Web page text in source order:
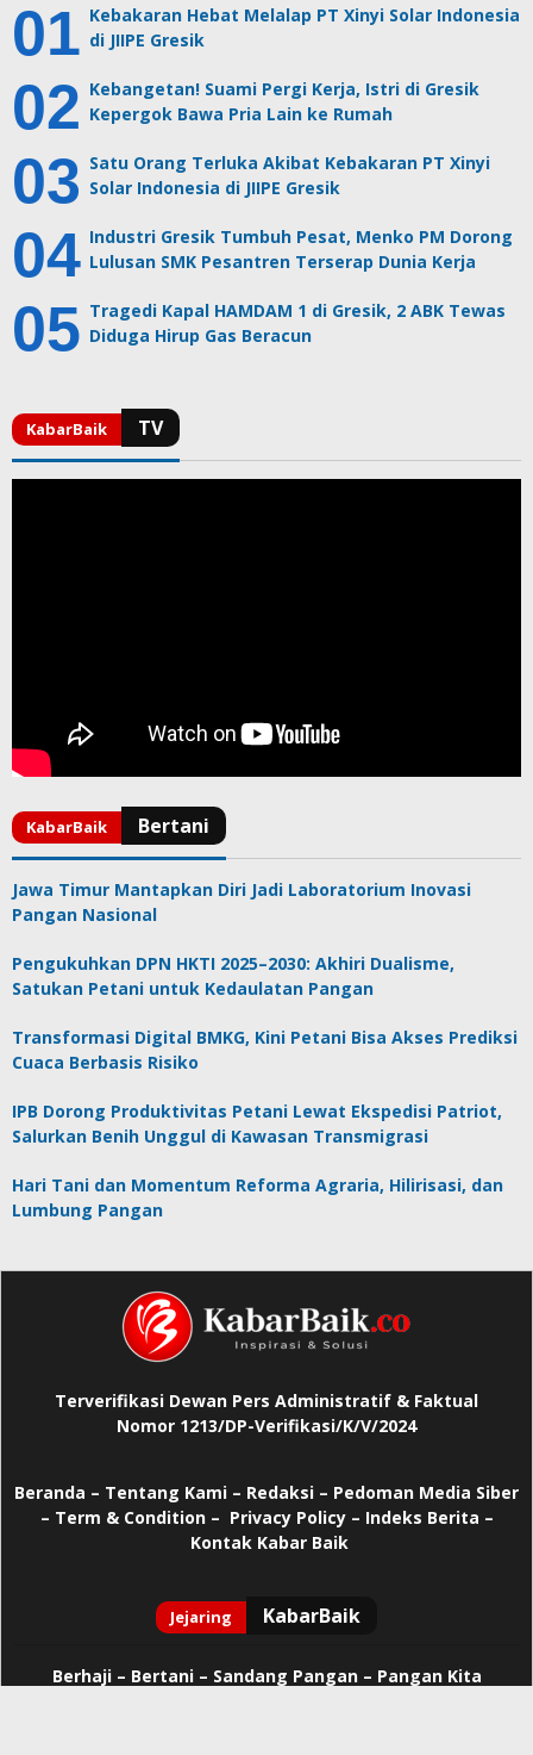
Kebakaran Hebat Melalap PT Xinyi Solar Indonesia
di JIIPE Gresik
Kebangetan! Suami Pergi Kerja, Istri di Gresik
Kepergok Bawa Pria Lain ke Rumah
Satu Orang Terluka Akibat Kebakaran PT Xinyi
Solar Indonesia di JIIPE Gresik
Industri Gresik Tumbuh Pesat, Menko PM Dorong
Lulusan SMK Pesantren Terserap Dunia Kerja
Tragedi Kapal HAMDAM 1 di Gresik, 2 ABK Tewas
Diduga Hirup Gas Beracun
Jawa Timur Mantapkan Diri Jadi Laboratorium Inovasi
Pangan Nasional
Pengukuhkan DPN HKTI 2025–2030: Akhiri Dualisme,
Satukan Petani untuk Kedaulatan Pangan
Transformasi Digital BMKG, Kini Petani Bisa Akses Prediksi
Cuaca Berbasis Risiko
IPB Dorong Produktivitas Petani Lewat Ekspedisi Patriot,
Salurkan Benih Unggul di Kawasan Transmigrasi
Hari Tani dan Momentum Reforma Agraria, Hilirisasi, dan
Lumbung Pangan
Terverifikasi Dewan Pers Administratif & Faktual
Nomor 1213/DP-Verifikasi/K/V/2024
Beranda – Tentang Kami – Redaksi – Pedoman Media Siber
– Term & Condition – Privacy Policy– Indeks Berita –
Kontak Kabar Baik
Berhaji– Bertani – Sandang Pangan – Pangan Kita